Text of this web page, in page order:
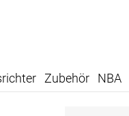
Zubehör NBA